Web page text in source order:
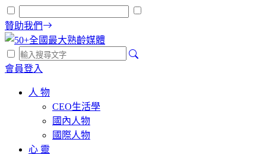
贊助我們
會員登入
人 物
CEO生活學
國內人物
國際人物
心 靈